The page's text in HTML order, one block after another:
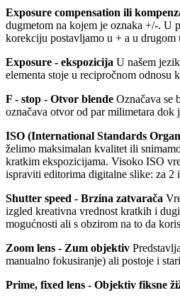
Exposure compensation ili
dugmetom na kojem je oznaka +/-. U
korekciju postavljamo u + a u drugom
Exposure - ekspozicija U našem
elementa stoje u recipročnom odnosu
F - stop - Otvor blende Označava se
označava otvor od par milimetara dok
ISO (International Standards
želimo maksimalan kvalitet ili
kratkim ekspozicijama. Visoko ISO
ispraviti editorima digitalne slike: za 2
Shutter speed - Brzina zatvarača
izgled kreativna vrednost kratkih i
mogućnosti ali s obzirom na to da
Zoom lens - Zum objektiv
manualno fokusiranje) ali postoje i
Prime, fixed lens - Objektiv fiksne